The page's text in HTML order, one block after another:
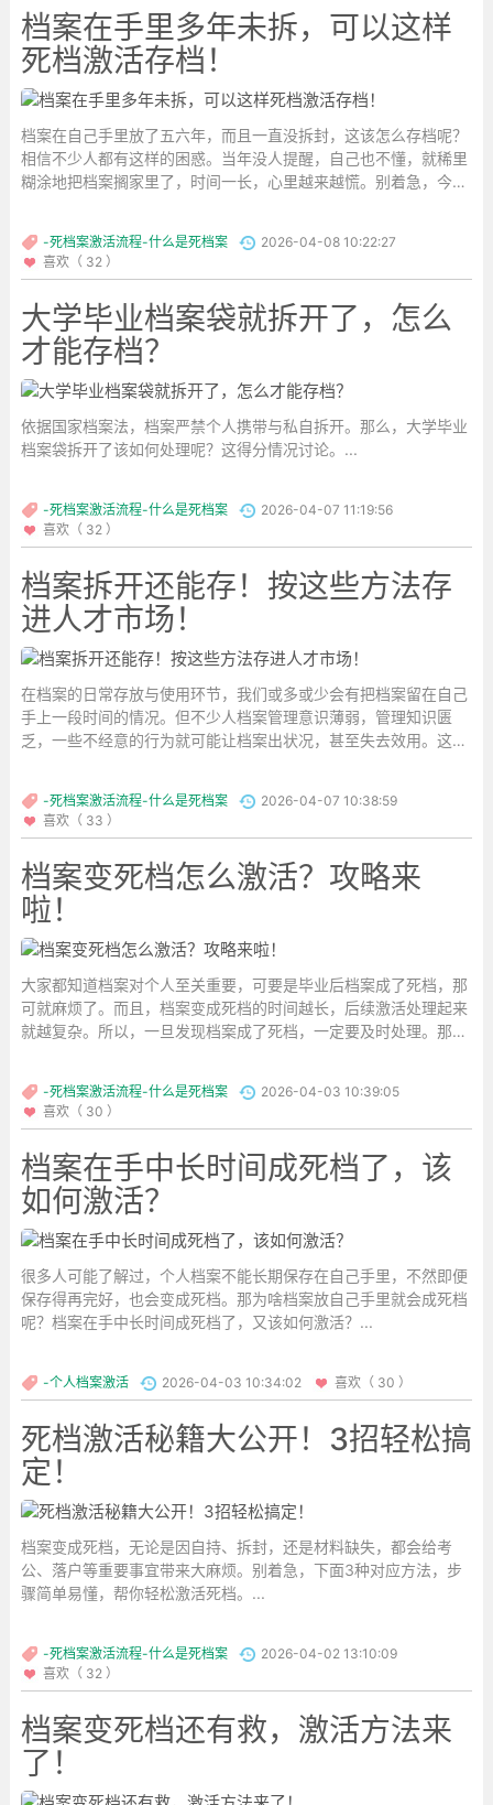
档案在手里多年未拆，可以这样
死档激活存档！
档案在自己手里放了五六年，而且一直没拆封，这该怎么存档呢？
相信不少人都有这样的困惑。当年没人提醒，自己也不懂，就稀里
糊涂地把档案搁家里了，时间一长，心里越来越慌。别着急，今天
-死档案激活流程-什么是死档案
2026-04-08 10:22:27
喜欢（ 32 ）
大学毕业档案袋就拆开了，怎么
才能存档？
依据国家档案法，档案严禁个人携带与私自拆开。那么，大学毕业
档案袋拆开了该如何处理呢？这得分情况讨论。...
-死档案激活流程-什么是死档案
2026-04-07 11:19:56
喜欢（ 32 ）
档案拆开还能存！按这些方法存
进人才市场！
在档案的日常存放与使用环节，我们或多或少会有把档案留在自己
手上一段时间的情况。但不少人档案管理意识薄弱，管理知识匮
乏，一些不经意的行为就可能让档案出状况，甚至失去效用。这其
-死档案激活流程-什么是死档案
2026-04-07 10:38:59
喜欢（ 33 ）
档案变死档怎么激活？攻略来
啦！
大家都知道档案对个人至关重要，可要是毕业后档案成了死档，那
可就麻烦了。而且，档案变成死档的时间越长，后续激活处理起来
就越复杂。所以，一旦发现档案成了死档，一定要及时处理。那毕
-死档案激活流程-什么是死档案
2026-04-03 10:39:05
喜欢（ 30 ）
档案在手中长时间成死档了，该
如何激活？
很多人可能了解过，个人档案不能长期保存在自己手里，不然即便
保存得再完好，也会变成死档。那为啥档案放自己手里就会成死档
呢？档案在手中长时间成死档了，又该如何激活？...
-个人档案激活 2026-04-03 10:34:02 喜欢（ 30 ）
死档激活秘籍大公开！3招轻松搞
定！
档案变成死档，无论是因自持、拆封，还是材料缺失，都会给考
公、落户等重要事宜带来大麻烦。别着急，下面3种对应方法，步
骤简单易懂，帮你轻松激活死档。...
-死档案激活流程-什么是死档案
2026-04-02 13:10:09
喜欢（ 32 ）
档案变死档还有救，激活方法来
了！